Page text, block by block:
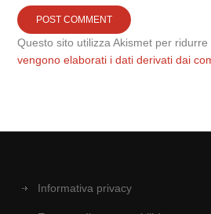
Questo sito utilizza Akismet per
vengono elaborati i dati derivati dai
Informativa privacy